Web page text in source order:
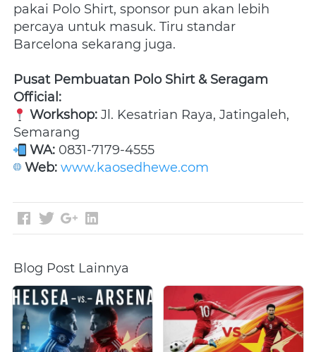
pakai Polo Shirt, sponsor pun akan lebih
percaya untuk masuk. Tiru standar
Barcelona sekarang juga.
Pusat Pembuatan Polo Shirt & Seragam
Official:
Workshop: Jl. Kesatrian Raya, Jatingaleh,
Semarang
WA: 0831-7179-4555
Web: www.kaosedhewe.com
Blog Post Lainnya